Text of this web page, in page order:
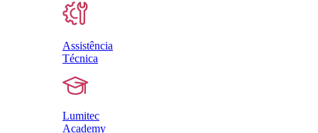
Assistência
Técnica
Lumitec
Academy